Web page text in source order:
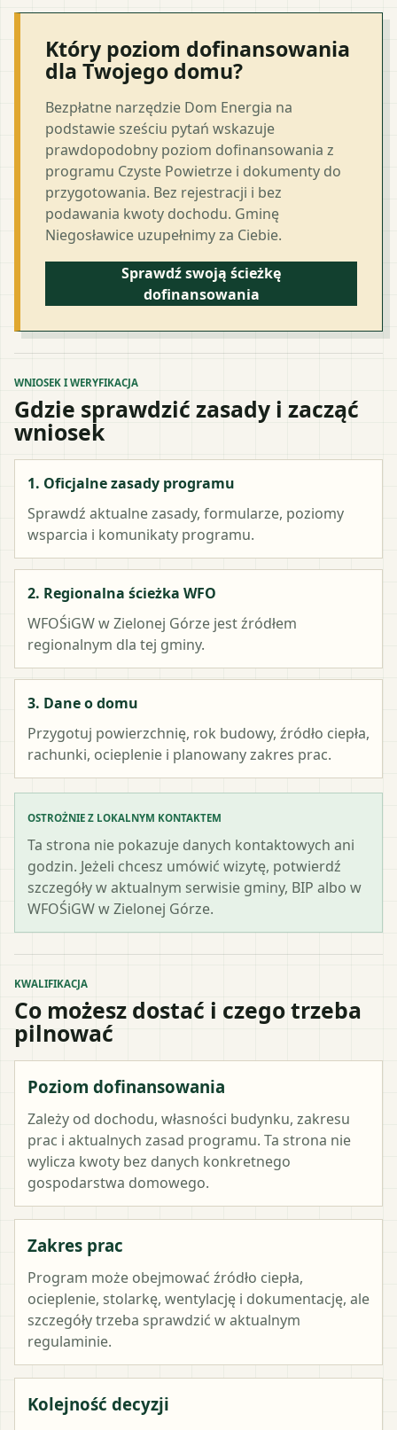
Który poziom dofinansowania
dla Twojego domu?
Bezpłatne narzędzie Dom Energia na
podstawie sześciu pytań wskazuje
prawdopodobny poziom dofinansowania z
programu Czyste Powietrze i dokumenty do
przygotowania. Bez rejestracji i bez
podawania kwoty dochodu. Gminę
Niegosławice uzupełnimy za Ciebie.
Sprawdź swoją ścieżkę
dofinansowania
WNIOSEK I WERYFIKACJA
Gdzie sprawdzić zasady i zacząć
wniosek
1. Oficjalne zasady programu
Sprawdź aktualne zasady, formularze, poziomy
wsparcia i komunikaty programu.
2. Regionalna ścieżka WFO
WFOŚiGW w Zielonej Górze jest źródłem
regionalnym dla tej gminy.
3. Dane o domu
Przygotuj powierzchnię, rok budowy, źródło ciepła,
rachunki, ocieplenie i planowany zakres prac.
OSTROŻNIE Z LOKALNYM KONTAKTEM
Ta strona nie pokazuje danych kontaktowych ani
godzin. Jeżeli chcesz umówić wizytę, potwierdź
szczegóły w aktualnym serwisie gminy, BIP albo w
WFOŚiGW w Zielonej Górze.
KWALIFIKACJA
Co możesz dostać i czego trzeba
pilnować
Poziom dofinansowania
Zależy od dochodu, własności budynku, zakresu
prac i aktualnych zasad programu. Ta strona nie
wylicza kwoty bez danych konkretnego
gospodarstwa domowego.
Zakres prac
Program może obejmować źródło ciepła,
ocieplenie, stolarkę, wentylację i dokumentację, ale
szczegóły trzeba sprawdzić w aktualnym
regulaminie.
Kolejność decyzji